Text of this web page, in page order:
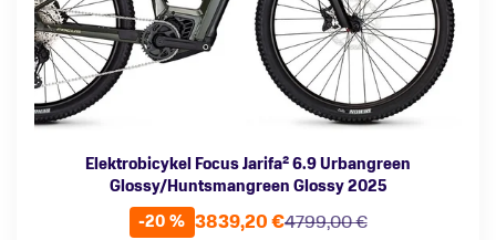
Elektrobicykel Focus Jarifa² 6.9 Urbangreen
Glossy/Huntsmangreen Glossy 2025
-20 %
4799,00 €
3839,20 €